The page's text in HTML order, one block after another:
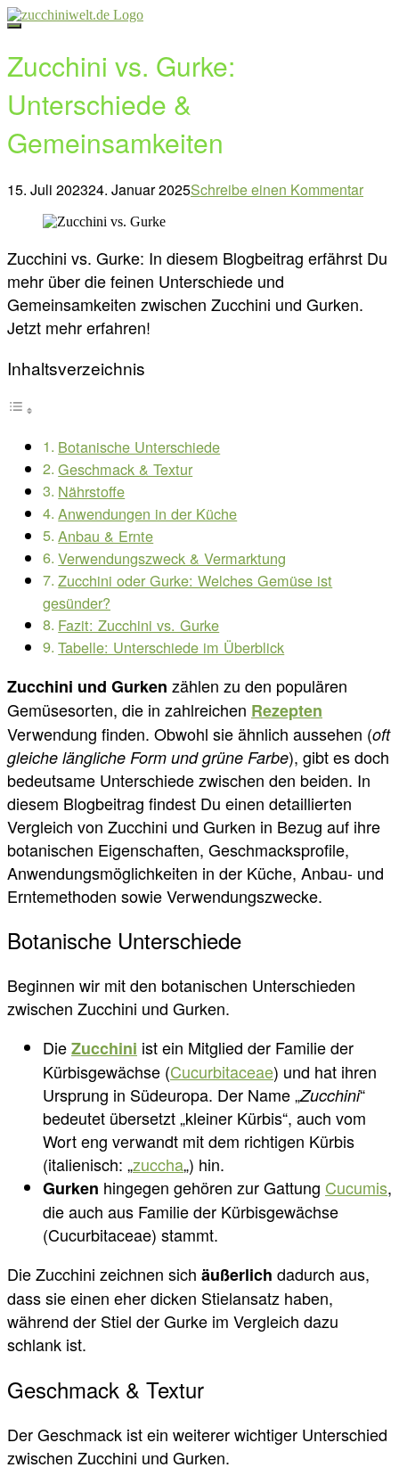
Direkt
zum
Zucchini vs. Gurke:
Unterschiede &
Gemeinsamkeiten
15. Juli 202324. Januar 2025Schreibe einen Kommentar
Beitragsnavigation
Zucchini vs. Gurke: In diesem Blogbeitrag erfährst Du
mehr über die feinen Unterschiede und
Gemeinsamkeiten zwischen Zucchini und Gurken.
Jetzt mehr erfahren!
Inhaltsverzeichnis
Botanische Unterschiede
Geschmack & Textur
Nährstoffe
Anwendungen in der Küche
Anbau & Ernte
Verwendungszweck & Vermarktung
Zucchini oder Gurke: Welches Gemüse ist
gesünder?
Fazit: Zucchini vs. Gurke
Tabelle: Unterschiede im Überblick
Zucchini und Gurken zählen zu den populären
Gemüsesorten, die in zahlreichen Rezepten
Verwendung finden. Obwohl sie ähnlich aussehen (oft
gleiche längliche Form und grüne Farbe), gibt es doch
bedeutsame Unterschiede zwischen den beiden. In
diesem Blogbeitrag findest Du einen detaillierten
Vergleich von Zucchini und Gurken in Bezug auf ihre
botanischen Eigenschaften, Geschmacksprofile,
Anwendungsmöglichkeiten in der Küche, Anbau- und
Erntemethoden sowie Verwendungszwecke.
Botanische Unterschiede
Beginnen wir mit den botanischen Unterschieden
zwischen Zucchini und Gurken.
DieZucchini ist ein Mitglied der Familie der
Kürbisgewächse (Cucurbitaceae) und hat ihren
Ursprung in Südeuropa. Der Name „Zucchini“
bedeutet übersetzt „kleiner Kürbis“, auch vom
Wort eng verwandt mit dem richtigen Kürbis
(italienisch: „zuccha„) hin.
Gurken hingegen gehören zur Gattung Cucumis,
die auch aus Familie der Kürbisgewächse
(Cucurbitaceae) stammt.
Die Zucchini zeichnen sich äußerlich dadurch aus,
dass sie einen eher dicken Stielansatz haben,
während der Stiel der Gurke im Vergleich dazu
schlank ist.
Geschmack & Textur
Der Geschmack ist ein weiterer wichtiger Unterschied
zwischen Zucchini und Gurken.